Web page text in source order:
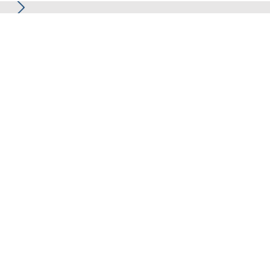
applicables, être exclues ou limitées.